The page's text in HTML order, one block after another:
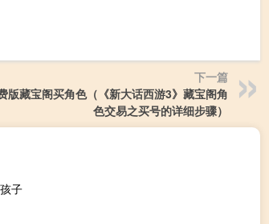
下一篇
版藏宝阁买角色（《新大话西游3》藏宝阁角
色交易之买号的详细步骤）
子